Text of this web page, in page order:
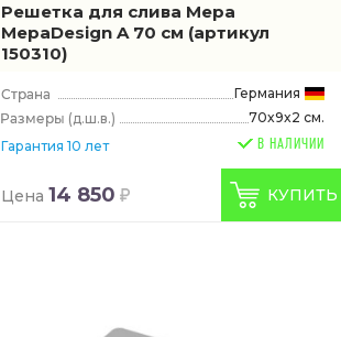
Решетка для слива Mepa
MepaDesign A 70 см (артикул
150310)
Германия
(д.ш.в.)
70x9x2 см.
Гарантия 10 лет
В НАЛИЧИИ
Цена 14 850 КУПИТЬ